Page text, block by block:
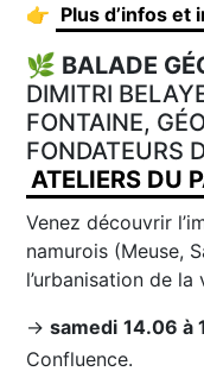
👉 Plus d’infos et
🌿 BALADE
DIMITRI
FONTAINE,
FONDATEURS
ATELIERS DU
Venez découvrir
namurois (Meuse,
l’urbanisation de la
→samedi 14.06 à
Confluence.